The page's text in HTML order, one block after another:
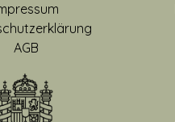
AGB